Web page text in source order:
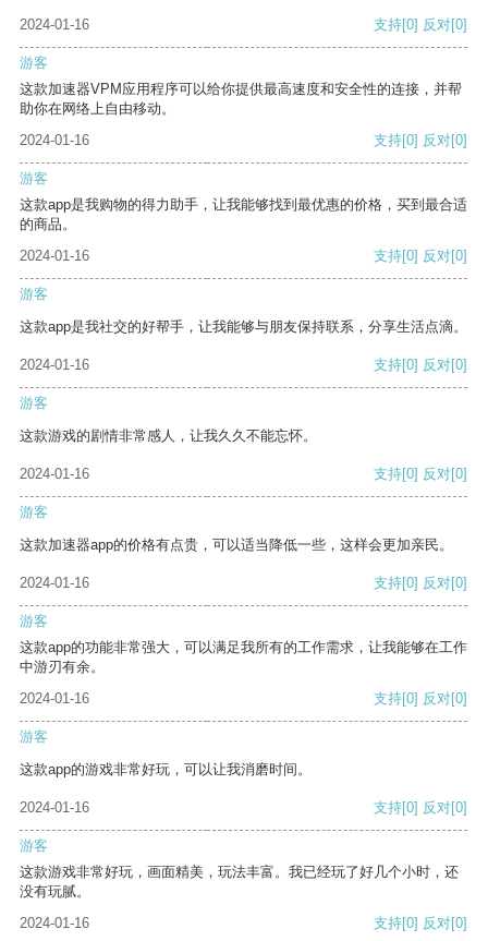
2024-01-16
支持[0] 反对[0]
游客
这款加速器VPM应用程序可以给你提供最高速度和安全性的连接，并帮
助你在网络上自由移动。
2024-01-16
支持[0] 反对[0]
游客
这款app是我购物的得力助手，让我能够找到最优惠的价格，买到最合适
的商品。
2024-01-16
支持[0] 反对[0]
游客
这款app是我社交的好帮手，让我能够与朋友保持联系，分享生活点滴。
2024-01-16 支持[0] 反对[0]
游客
这款游戏的剧情非常感人，让我久久不能忘怀。
2024-01-16 支持[0] 反对[0]
游客
这款加速器app的价格有点贵，可以适当降低一些，这样会更加亲民。
2024-01-16 支持[0] 反对[0]
游客
这款app的功能非常强大，可以满足我所有的工作需求，让我能够在工作
中游刃有余。
2024-01-16
支持[0] 反对[0]
游客
这款app的游戏非常好玩，可以让我消磨时间。
2024-01-16 支持[0] 反对[0]
游客
这款游戏非常好玩，画面精美，玩法丰富。我已经玩了好几个小时，还
没有玩腻。
2024-01-16
支持[0] 反对[0]